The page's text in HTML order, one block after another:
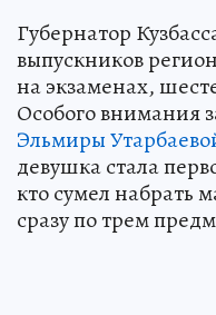
Губернатор
выпускников
на экзаменах,
Особого внимания
Эльмиры
девушка стала
кто сумел набрать
сразу по трем